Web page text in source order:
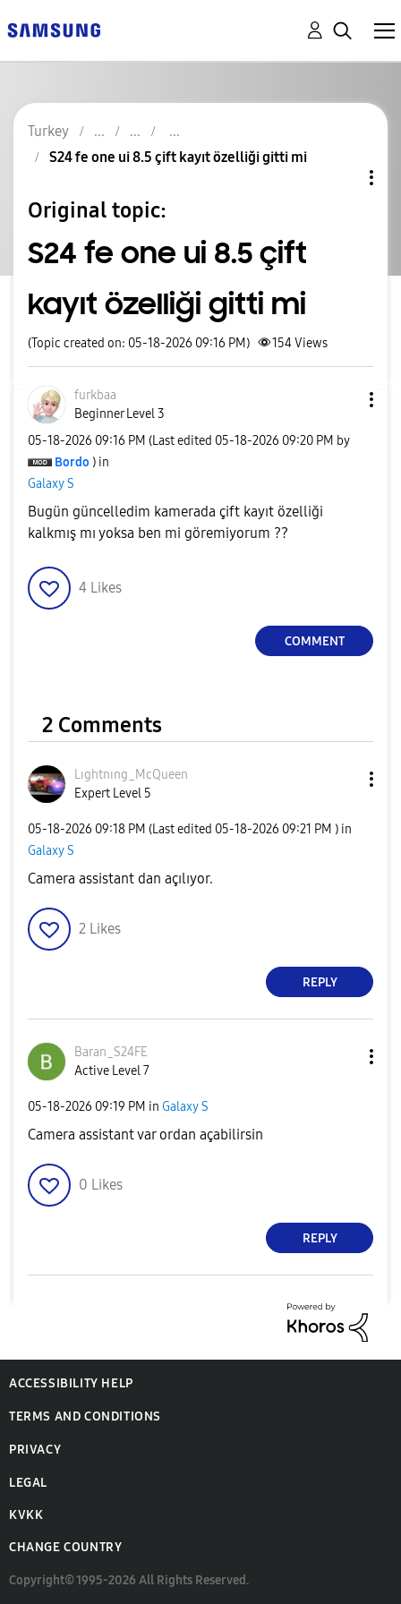
Turkey
S24 fe one ui 8.5 çift kayıt özelliği gitti mi
Original topic:
S24 fe one ui 8.5 çift
kayıt özelliği gitti mi
(Topic created on: 05-18-2026 09:16 PM) 154Views
furkbaa
Beginner Level 3
‎05-18-2026 09:16 PM (Last edited ‎05-18-2026 09:20 PM by
Bordo ) in
Galaxy S
Bugün güncelledim kamerada çift kayıt özelliği
kalkmış mı yoksa ben mi göremiyorum ??
4 Likes
COMMENT
2 Comments
Lıghtnıng_McQueen
Expert Level 5
‎05-18-2026 09:18 PM (Last edited ‎05-18-2026 09:21 PM ) in
Galaxy S
Camera assistant dan açılıyor.
2 Likes
REPLY
Baran_S24FE
Active Level 7
‎05-18-2026 09:19 PM in Galaxy S
Camera assistant var ordan açabilirsin
0 Likes
REPLY
ACCESSIBILITY HELP
TERMS AND CONDITIONS
PRIVACY
LEGAL
KVKK
CHANGE COUNTRY
Copyright© 1995-2026 All Rights Reserved.